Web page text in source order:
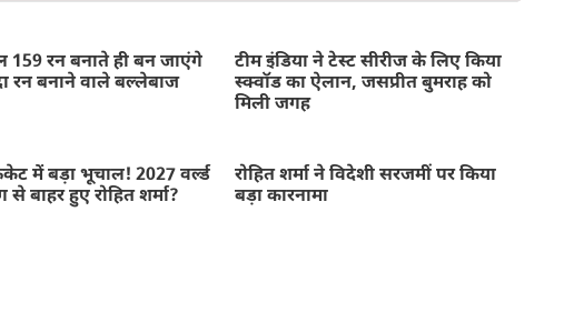
रन बनाते ही बन जाएंगे
रन बनाने वाले बल्लेबाज
टीम इंडिया ने टेस्ट सीरीज के लिए किया
स्क्वॉड का ऐलान, जसप्रीत बुमराह को
मिली जगह
में बड़ा भूचाल! 2027 वर्ल्ड
से बाहर हुए रोहित शर्मा?
रोहित शर्मा ने विदेशी सरजमीं पर किया
बड़ा कारनामा